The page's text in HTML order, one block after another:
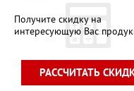
Получите скидку на
интересующую Вас
РАССЧИТАТЬ